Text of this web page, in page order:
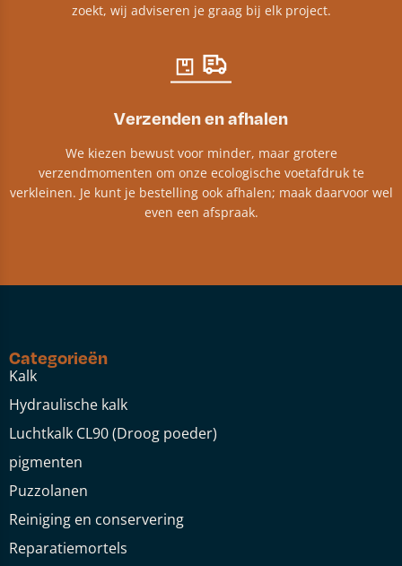
zoekt, wij adviseren je graag bij elk project.​
Verzenden en afhalen
We kiezen bewust voor minder, maar grotere
verzendmomenten om onze ecologische voetafdruk te
verkleinen. Je kunt je bestelling ook afhalen; maak daarvoor wel
even een afspraak.
Categorieën
Kalk
Hydraulische kalk
Luchtkalk CL90 (Droog poeder)
pigmenten
Puzzolanen
Reiniging en conservering
Reparatiemortels